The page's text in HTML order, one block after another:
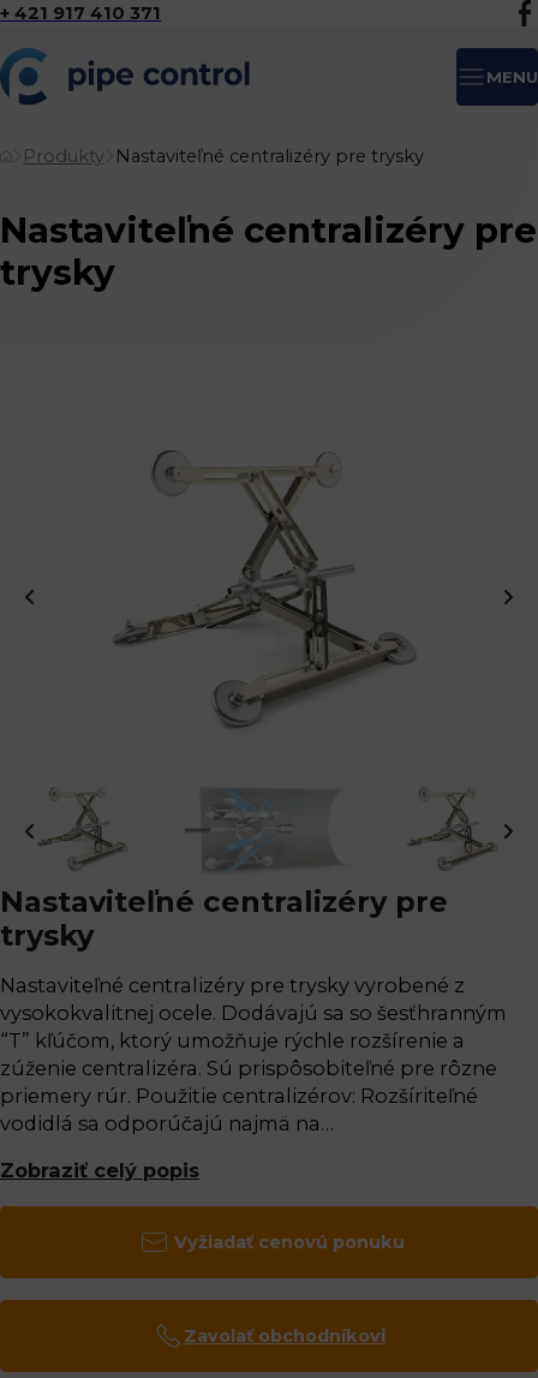
+ 421 917 410 371
MENU
Produkty Nastaviteľné centralizéry pre trysky
Nastaviteľné centralizéry pre
trysky
Nastaviteľné centralizéry pre
trysky
Nastaviteľné centralizéry pre trysky vyrobené z
vysokokvalitnej ocele. Dodávajú sa so šesťhranným
“T” kľúčom, ktorý umožňuje rýchle rozšírenie a
zúženie centralizéra. Sú prispôsobiteľné pre rôzne
priemery rúr. Použitie centralizérov: Rozšíriteľné
vodidlá sa odporúčajú najmä na…
Zobraziť celý popis
Vyžiadať cenovú ponuku
Zavolať obchodníkovi